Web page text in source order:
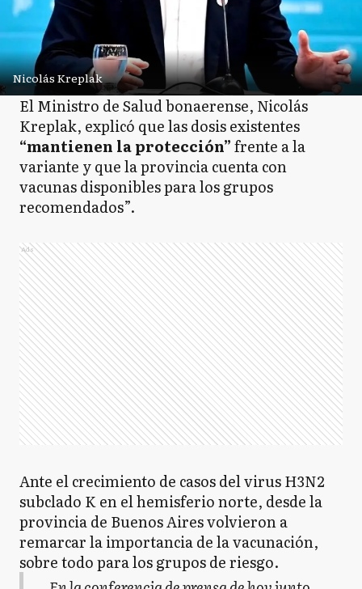
Nicolás Kreplak
El Ministro de Salud bonaerense, Nicolás
Kreplak, explicó que las dosis existentes
“mantienen la protección”frente a la
variante y que la provincia cuenta con
vacunas disponibles para los grupos
recomendados”.
Ads
Ante el crecimiento de casos del virus H3N2
subclado K en el hemisferio norte, desde la
provincia de Buenos Aires volvieron a
remarcar la importancia de la vacunación,
sobre todo para los grupos de riesgo.